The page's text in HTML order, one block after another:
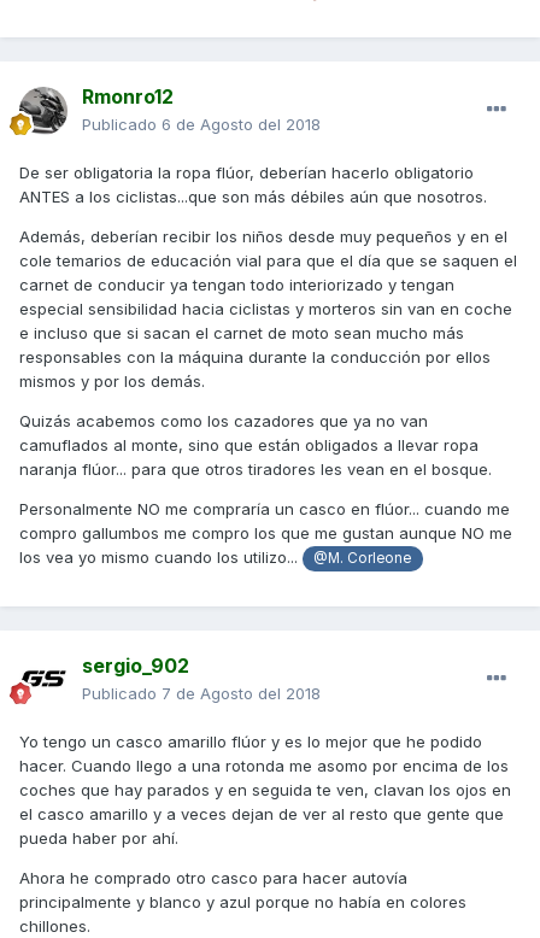
Rmonro12
Publicado 6 de Agosto del 2018
De ser obligatoria la ropa flúor, deberían hacerlo obligatorio
ANTES a los ciclistas...que son más débiles aún que nosotros.
Además, deberían recibir los niños desde muy pequeños y en el
cole temarios de educación vial para que el día que se saquen el
carnet de conducir ya tengan todo interiorizado y tengan
especial sensibilidad hacia ciclistas y morteros sin van en coche
e incluso que si sacan el carnet de moto sean mucho más
responsables con la máquina durante la conducción por ellos
mismos y por los demás.
Quizás acabemos como los cazadores que ya no van
camuflados al monte, sino que están obligados a llevar ropa
naranja flúor... para que otros tiradores les vean en el bosque.
Personalmente NO me compraría un casco en flúor... cuando me
compro gallumbos me compro los que me gustan aunque NO me
los vea yo mismo cuando los utilizo...
@M. Corleone
sergio_902
Publicado 7 de Agosto del 2018
Yo tengo un casco amarillo flúor y es lo mejor que he podido
hacer. Cuando llego a una rotonda me asomo por encima de los
coches que hay parados y en seguida te ven, clavan los ojos en
el casco amarillo y a veces dejan de ver al resto que gente que
pueda haber por ahí.
Ahora he comprado otro casco para hacer autovía
principalmente y blanco y azul porque no había en colores
chillones.